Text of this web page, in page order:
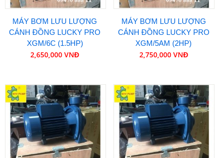
MÁY BƠM LƯU LƯỢNG
CÁNH ĐỒNG LUCKY PRO
XGM/6C (1.5HP)
2,650,000 VNĐ
MÁY BƠM LƯU LƯỢNG
CÁNH ĐỒNG LUCKY PRO
XGM/5AM (2HP)
2,750,000 VNĐ